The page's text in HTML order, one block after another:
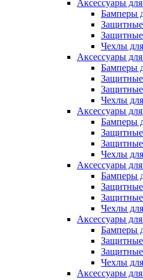
Аксессуары
Бамперы
Защитные
Чехлы
Аксессуары
Бамперы
Защитные
Чехлы
Аксессуары
Бамперы
Защитные
Чехлы
Аксессуары
Бамперы
Защитные
Чехлы
Аксессуары
Бамперы
Защитные
Защитные
Чехлы
Аксессуары